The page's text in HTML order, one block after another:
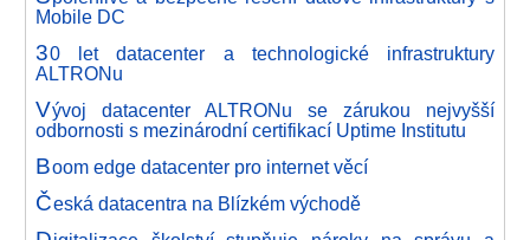
Mobile DC
30 let datacenter a technologické infrastruktury
ALTRONu
Vývoj datacenter ALTRONu se zárukou nejvyšší
odbornosti s mezinárodní certifikací Uptime Institutu
Boom edge datacenter pro internet věcí
Česká datacentra na Blízkém východě